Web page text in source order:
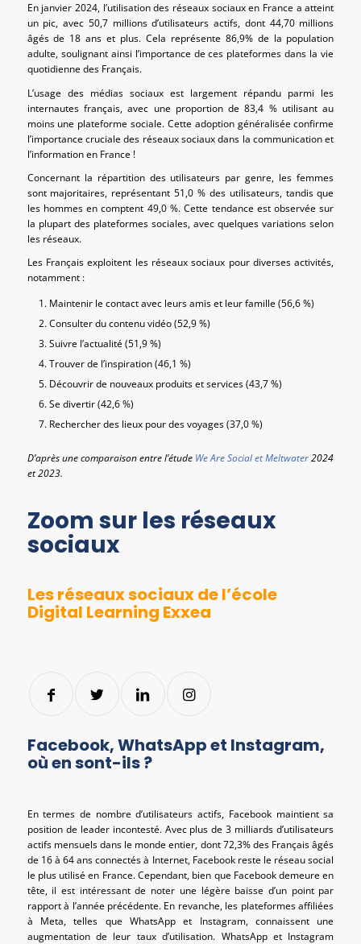
En janvier 2024, l’utilisation des réseaux sociaux en France a atteint
un pic, avec 50,7 millions d’utilisateurs actifs, dont 44,70 millions
âgés de 18 ans et plus. Cela représente 86,9% de la population
adulte, soulignant ainsi l’importance de ces plateformes dans la vie
quotidienne des Français.
L’usage des médias sociaux est largement répandu parmi les
internautes français, avec une proportion de 83,4 % utilisant au
moins une plateforme sociale. Cette adoption généralisée confirme
l’importance cruciale des réseaux sociaux dans la communication et
l’information en France !
Concernant la répartition des utilisateurs par genre, les femmes
sont majoritaires, représentant 51,0 % des utilisateurs, tandis que
les hommes en comptent 49,0 %. Cette tendance est observée sur
la plupart des plateformes sociales, avec quelques variations selon
les réseaux.
Les Français exploitent les réseaux sociaux pour diverses activités,
notamment :
Maintenir le contact avec leurs amis et leur famille (56,6 %)
Consulter du contenu vidéo (52,9 %)
Suivre l’actualité (51,9 %)
Trouver de l’inspiration (46,1 %)
Découvrir de nouveaux produits et services (43,7 %)
Se divertir (42,6 %)
Rechercher des lieux pour des voyages (37,0 %)
D’après une comparaison entre l’étude We Are Social et Meltwater2024
et 2023.
Zoom sur les réseaux
sociaux
Les réseaux sociaux de l’école
Digital Learning Exxea
Facebook, WhatsApp et Instagram,
où en sont-ils ?
En termes de nombre d’utilisateurs actifs, Facebook maintient sa
position de leader incontesté. Avec plus de 3 milliards d’utilisateurs
actifs mensuels dans le monde entier, dont 72,3% des Français âgés
de 16 à 64 ans connectés à Internet, Facebook reste le réseau social
le plus utilisé en France. Cependant, bien que Facebook demeure en
tête, il est intéressant de noter une légère baisse d’un point par
rapport à l’année précédente. En revanche, les plateformes affiliées
à Meta, telles que WhatsApp et Instagram, connaissent une
augmentation de leur taux d’utilisation. WhatsApp et Instagram